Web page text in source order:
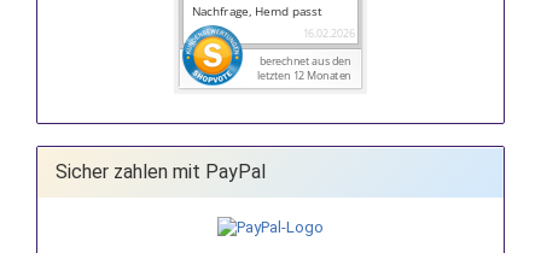
Sicher zahlen mit PayPal